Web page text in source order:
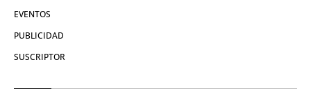
EVENTOS
PUBLICIDAD
SUSCRIPTOR